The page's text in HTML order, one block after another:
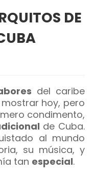
DE
del caribe
hoy, pero
condimento,
de Cuba.
al mundo
su música, y
tan especial.